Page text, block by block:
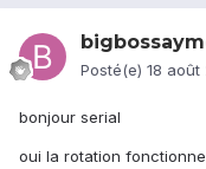
Posté(e) 18 août
bonjour serial
oui la rotation